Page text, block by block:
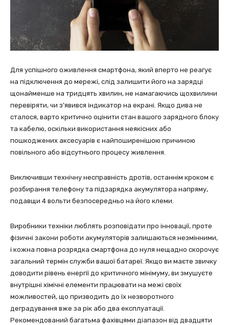
Для успішного оживлення смартфона, який вперто не реагує
на підключення до мережі, слід залишити його на зарядці
щонайменше на тридцять хвилин, не намагаючись щохвилини
перевіряти, чи з’явився індикатор на екрані. Якщо дива не
сталося, варто критично оцінити стан вашого зарядного блоку
та кабелю, оскільки використання неякісних або
пошкоджених аксесуарів є найпоширенішою причиною
повільного або відсутнього процесу живлення.
Виключивши технічну несправність дротів, останнім кроком є
розбирання телефону та підзарядка акумулятора напряму,
подавщи 4 вольти безпосередньо на його клеми.
Виробники техніки люблять розповідати про інновації, проте
фізичні закони роботи акумуляторів залишаються незмінними,
і кожна повна розрядка смартфона до нуля нещадно скорочує
загальний термін служби вашої батареї. Якщо ви маєте звичку
доводити рівень енергії до критичного мінімуму, ви змушуєте
внутрішні хімічні елементи працювати на межі своїх
можливостей, що призводить до їх незворотного
деградування вже за рік або два експлуатації.
Рекомендований багатьма фахівцями діапазон від двадцяти